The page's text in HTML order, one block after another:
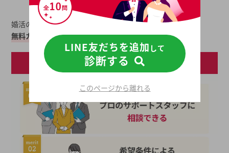
婚活の悩みはプロに相談！
無料カウンセリングのメリット・流れはこちら！
LINE友だちを追加 して
診断する
このページから離れる